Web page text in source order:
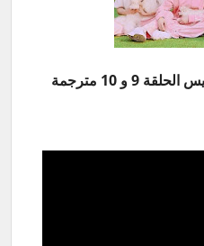
برنامج مونستا اكس MonstaX's Puppy Day خلف كواليس الحلقة 9 و 10 مترجمة